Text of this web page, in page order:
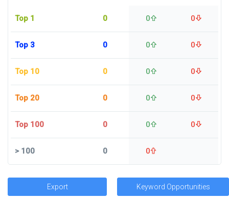
Top 1 0 0 0
Top 3 0 0 0
Top 10 0 0 0
Top 20 0 0 0
Top 100 0 0 0
>100 0 0
Export Keyword Opportunities